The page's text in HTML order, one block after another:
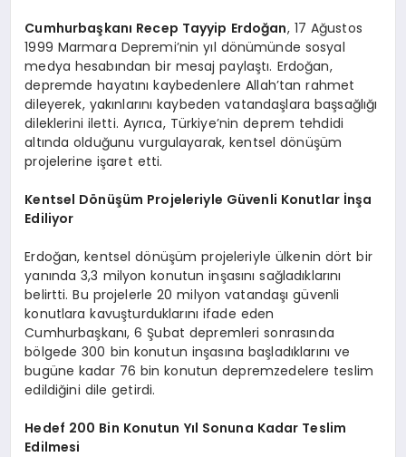
Cumhurbaşkanı Recep Tayyip Erdoğan, 17 Ağustos
1999 Marmara Depremi’nin yıl dönümünde sosyal
medya hesabından bir mesaj paylaştı. Erdoğan,
depremde hayatını kaybedenlere Allah’tan rahmet
dileyerek, yakınlarını kaybeden vatandaşlara başsağlığı
dileklerini iletti. Ayrıca, Türkiye’nin deprem tehdidi
altında olduğunu vurgulayarak, kentsel dönüşüm
projelerine işaret etti.
Kentsel Dönüşüm Projeleriyle Güvenli Konutlar İnşa
Ediliyor
Erdoğan, kentsel dönüşüm projeleriyle ülkenin dört bir
yanında 3,3 milyon konutun inşasını sağladıklarını
belirtti. Bu projelerle 20 milyon vatandaşı güvenli
konutlara kavuşturduklarını ifade eden
Cumhurbaşkanı, 6 Şubat depremleri sonrasında
bölgede 300 bin konutun inşasına başladıklarını ve
bugüne kadar 76 bin konutun depremzedelere teslim
edildiğini dile getirdi.
Hedef 200 Bin Konutun Yıl Sonuna Kadar Teslim
Edilmesi